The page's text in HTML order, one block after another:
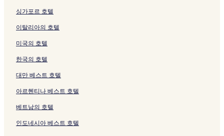
링
이
를
여
는
링
페
지
를
여
는
크
i
o
m
i
y
페
지
여
는
링
를
는
링
크
페
지
를
여
는
크
여
링
크
는
크
는
크
여
링
크
크
l
이
지
를
여
링
e
o
t
e
l
이
를
는
링
크
페
지
를
여
는
크
를
는
링
크
페
지
를
여
는
크
싱가포르 호텔
이탈리아의 호텔
미국의 호텔
한국의 호텔
대만 베스트 호텔
아르헨티나 베스트 호텔
베트남의 호텔
인도네시아 베스트 호텔